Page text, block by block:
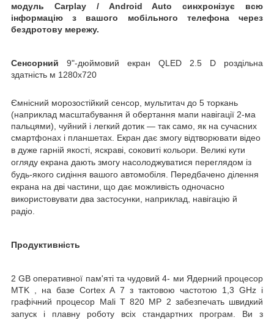
модуль Carplay / Android Auto
синхронізує всю
інформацію з вашого мобільного телефона через
бездротову мережу.
Сенсорний 9"-дюймовий екран QLED 2.5 D
роздільна
здатність м 1280x720
Ємнісний морозостійкий сенсор, мультитач до 5 торкань
(наприклад масштабування й обертання мапи навігації 2-ма
пальцями), чуйний і легкий дотик — так само, як на сучасних
смартфонах і планшетах. Екран дає змогу відтворювати відео
в дуже гарній якості, яскраві, соковиті кольори. Великі кути
огляду екрана дають змогу насолоджуватися переглядом із
будь-якого сидіння вашого автомобіля. Передбачено ділення
екрана на дві частини, що дає можливість одночасно
використовувати два застосунки, наприклад, навігацію й
радіо.
Продуктивність
2 GB оперативної пам'яті та чудовий 4- ми Ядерний процесор
MTK
на базеCortex A 7 з тактовою частотою 1,3 GHz і
графічний процесор Mali T 820 MP 2 забезпечать швидкий
запуск і плавну роботу всіх стандартних програм. Ви з